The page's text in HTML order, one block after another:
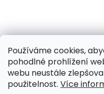
Používáme cookies,
pohodlné prohlížení
webu neustále
použitelnost. Více